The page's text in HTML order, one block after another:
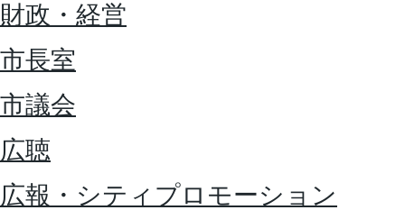
財政・経営
市長室
市議会
広聴
広報・シティプロモーション